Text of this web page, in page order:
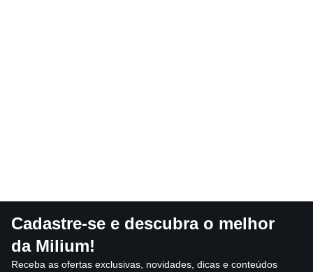
Cadastre-se e descubra o melhor
da Milium!
Receba as ofertas exclusivas, novidades, dicas e conteúdos